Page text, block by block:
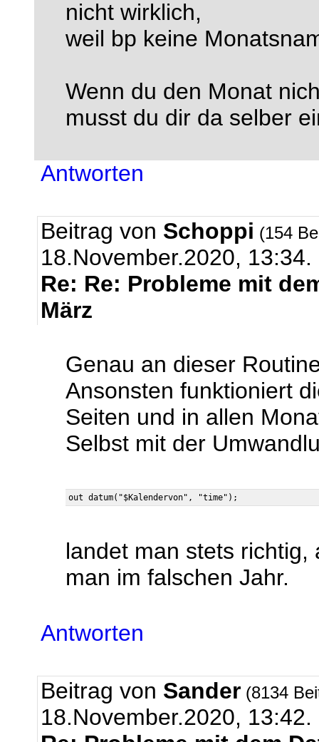
nicht wirklich,
weil bp keine
Wenn du den Monat
musst du dir da selber
Antworten
Beitrag von Schoppi (154
18.November.2020, 13:34.
Re: Re: Probleme mit
März
Genau an dieser
Ansonsten funktioniert
Seiten und in allen
Selbst mit der
landet man stets
man im falschen Jahr.
Antworten
Beitrag von Sander (8134
18.November.2020, 13:42.